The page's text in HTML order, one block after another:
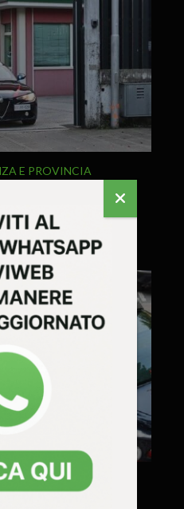
E PROVINCIA
gravi violazioni
E PROVINCIA